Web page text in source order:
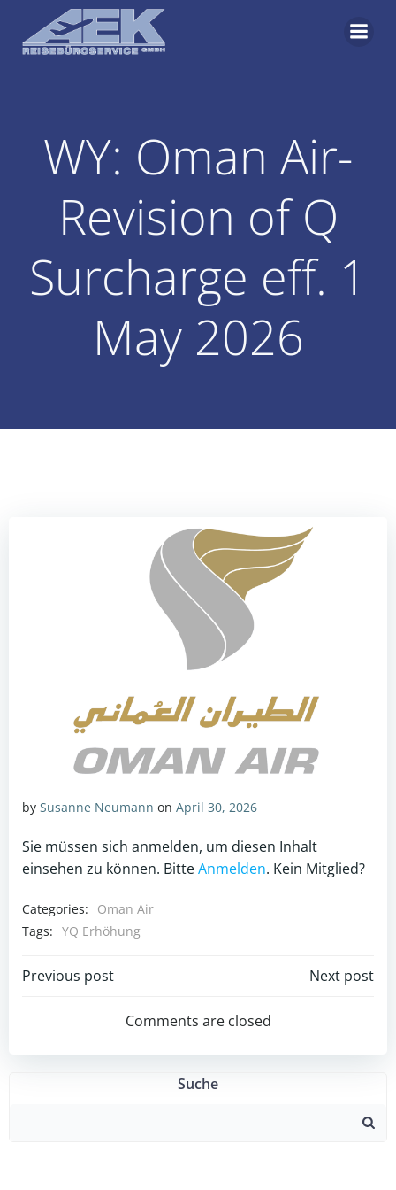
WY: Oman Air-
Revision of Q
Surcharge eff. 1
May 2026
by Susanne Neumann on April 30, 2026
Sie müssen sich anmelden, um diesen Inhalt
einsehen zu können. BitteAnmelden. Kein Mitglied?
Categories:
Oman Air
Tags: YQ Erhöhung
Post
navigation
Previous post
navigation
Next post
Comments are closed
Suche